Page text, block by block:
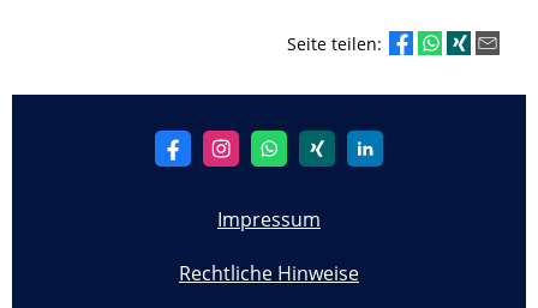
Seite teilen:
Impressum
Rechtliche Hinweise